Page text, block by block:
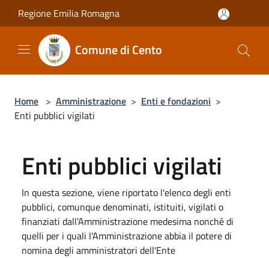
Salta al contenuto principale
Regione Emilia Romagna
Comune di Cento
Home > Amministrazione > Enti e fondazioni >
Enti pubblici vigilati
Enti pubblici vigilati
In questa sezione, viene riportato l'elenco degli enti
pubblici, comunque denominati, istituiti, vigilati o
finanziati dall'Amministrazione medesima nonché di
quelli per i quali l'Amministrazione abbia il potere di
nomina degli amministratori dell'Ente